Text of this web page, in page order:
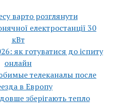
варто розглянути
електростанції 30
кВт
як готуватися до іспиту
онлайн
телеканалы после
в Европу
зберігають тепло